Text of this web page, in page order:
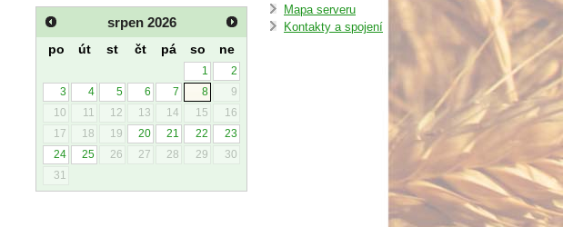
srpen 2026
po út st čt pá so ne
1
2
3
4 5 6 7 8
9
10
11 12 13 14 15
16
17
18 19 20 21 22
23
24
25 26 27 28 29
30
31
Mapa serveru
Kontakty a spojení